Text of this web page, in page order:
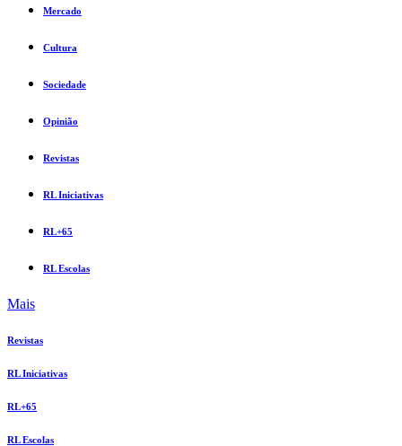
Mercado
Cultura
Sociedade
Opinião
Revistas
RL Iniciativas
RL+65
RL Escolas
Mais
Revistas
RL Iniciativas
RL+65
RL Escolas